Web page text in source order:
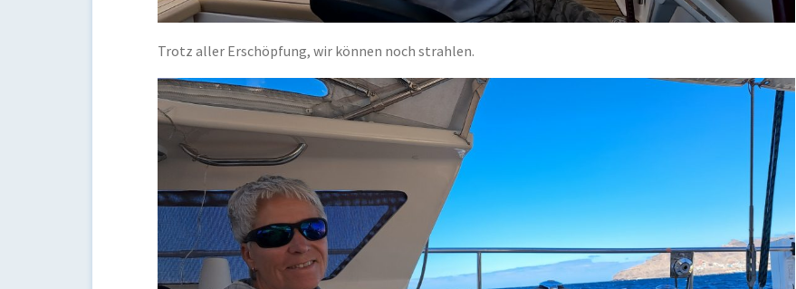
Trotz aller Erschöpfung, wir können noch strahlen.